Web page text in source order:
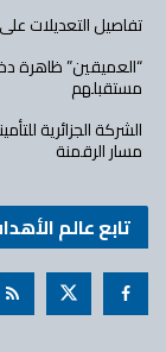
تفاصيل التعديلات
“العميقين” ظاهرة
مستقبلهم
مسار الرقمنة
تابع عالم